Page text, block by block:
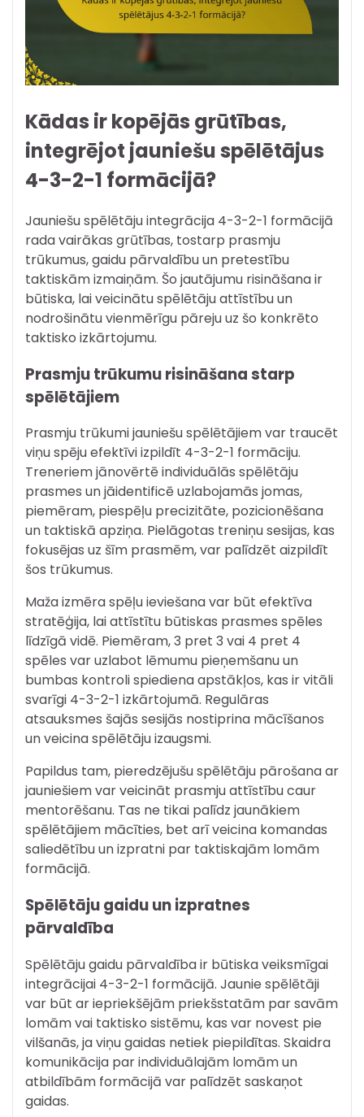
Kādas ir kopējās grūtības,
integrējot jauniešu spēlētājus
4-3-2-1 formācijā?
Jauniešu spēlētāju integrācija 4-3-2-1 formācijā
rada vairākas grūtības, tostarp prasmju
trūkumus, gaidu pārvaldību un pretestību
taktiskām izmaiņām. Šo jautājumu risināšana ir
būtiska, lai veicinātu spēlētāju attīstību un
nodrošinātu vienmērīgu pāreju uz šo konkrēto
taktisko izkārtojumu.
Prasmju trūkumu risināšana starp
spēlētājiem
Prasmju trūkumi jauniešu spēlētājiem var traucēt
viņu spēju efektīvi izpildīt 4-3-2-1 formāciju.
Treneriem jānovērtē individuālās spēlētāju
prasmes un jāidentificē uzlabojamās jomas,
piemēram, piespēļu precizitāte, pozicionēšana
un taktiskā apziņa. Pielāgotas treniņu sesijas, kas
fokusējas uz šīm prasmēm, var palīdzēt aizpildīt
šos trūkumus.
Maža izmēra spēļu ieviešana var būt efektīva
stratēģija, lai attīstītu būtiskas prasmes spēles
līdzīgā vidē. Piemēram, 3 pret 3 vai 4 pret 4
spēles var uzlabot lēmumu pieņemšanu un
bumbas kontroli spiediena apstākļos, kas ir vitāli
svarīgi 4-3-2-1 izkārtojumā. Regulāras
atsauksmes šajās sesijās nostiprina mācīšanos
un veicina spēlētāju izaugsmi.
Papildus tam, pieredzējušu spēlētāju pārošana ar
jauniešiem var veicināt prasmju attīstību caur
mentorēšanu. Tas ne tikai palīdz jaunākiem
spēlētājiem mācīties, bet arī veicina komandas
saliedētību un izpratni par taktiskajām lomām
formācijā.
Spēlētāju gaidu un izpratnes
pārvaldība
Spēlētāju gaidu pārvaldība ir būtiska veiksmīgai
integrācijai 4-3-2-1 formācijā. Jaunie spēlētāji
var būt ar iepriekšējām priekšstatām par savām
lomām vai taktisko sistēmu, kas var novest pie
vilšanās, ja viņu gaidas netiek piepildītas. Skaidra
komunikācija par individuālajām lomām un
atbildībām formācijā var palīdzēt saskaņot
gaidas.